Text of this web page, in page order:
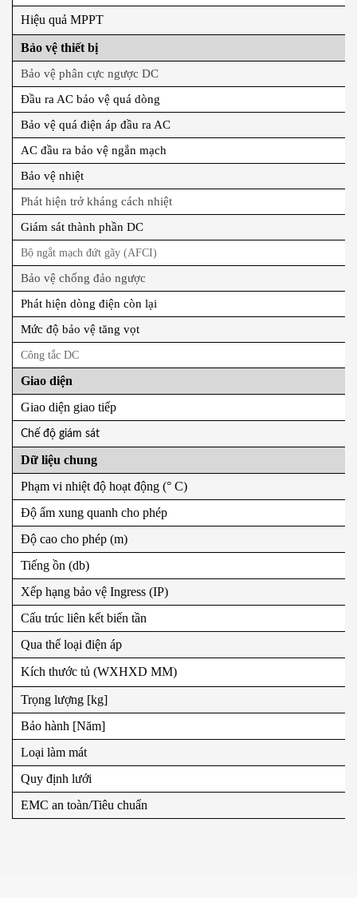
Hiệu quả MPPT
Bảo vệ thiết bị
Bảo vệ phân cực ngược DC
Đầu ra AC bảo vệ quá dòng
Bảo vệ quá điện áp đầu ra AC
AC đầu ra bảo vệ ngắn mạch
Bảo vệ nhiệt
Phát hiện trở kháng cách nhiệt
Giám sát thành phần DC
Bộ ngắt mạch đứt gãy (AFCI)
Bảo vệ chống đảo ngược
Phát hiện dòng điện còn lại
Mức độ bảo vệ tăng vọt
Công tắc DC
Giao diện
Giao diện giao tiếp
Chế độ giám sát
Dữ liệu chung
Phạm vi nhiệt độ hoạt động (° C)
Độ ẩm xung quanh cho phép
Độ cao cho phép (m)
Tiếng ồn (db)
Xếp hạng bảo vệ Ingress (IP)
Cấu trúc liên kết biến tần
Qua thể loại điện áp
Kích thước tủ (WXHXD MM)
Trọng lượng [kg]
Bảo hành [Năm]
Loại làm mát
Quy định lưới
EMC an toàn/Tiêu chuẩn